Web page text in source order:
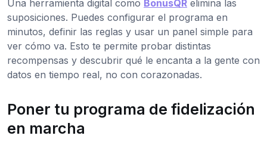
Una herramienta digital como BonusQR elimina las
suposiciones. Puedes configurar el programa en
minutos, definir las reglas y usar un panel simple para
ver cómo va. Esto te permite probar distintas
recompensas y descubrir qué le encanta a la gente con
datos en tiempo real, no con corazonadas.
Poner tu programa de fidelización
en marcha